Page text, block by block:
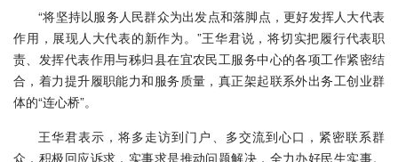
“将坚持以服务人民群众为出发点和落脚点，更好发挥人大代表
作用，展现人大代表的新作为。”王华君说，将切实把履行代表职
责、发挥代表作用与秭归县在宜农民工服务中心的各项工作紧密结
合，着力提升履职能力和服务质量，真正架起联系外出务工创业群
体的“连心桥”。
王华君表示，将多走访到门户、多交流到心口，紧密联系群
众，积极回应诉求，实事求是推动问题解决，全力办好民生实事。